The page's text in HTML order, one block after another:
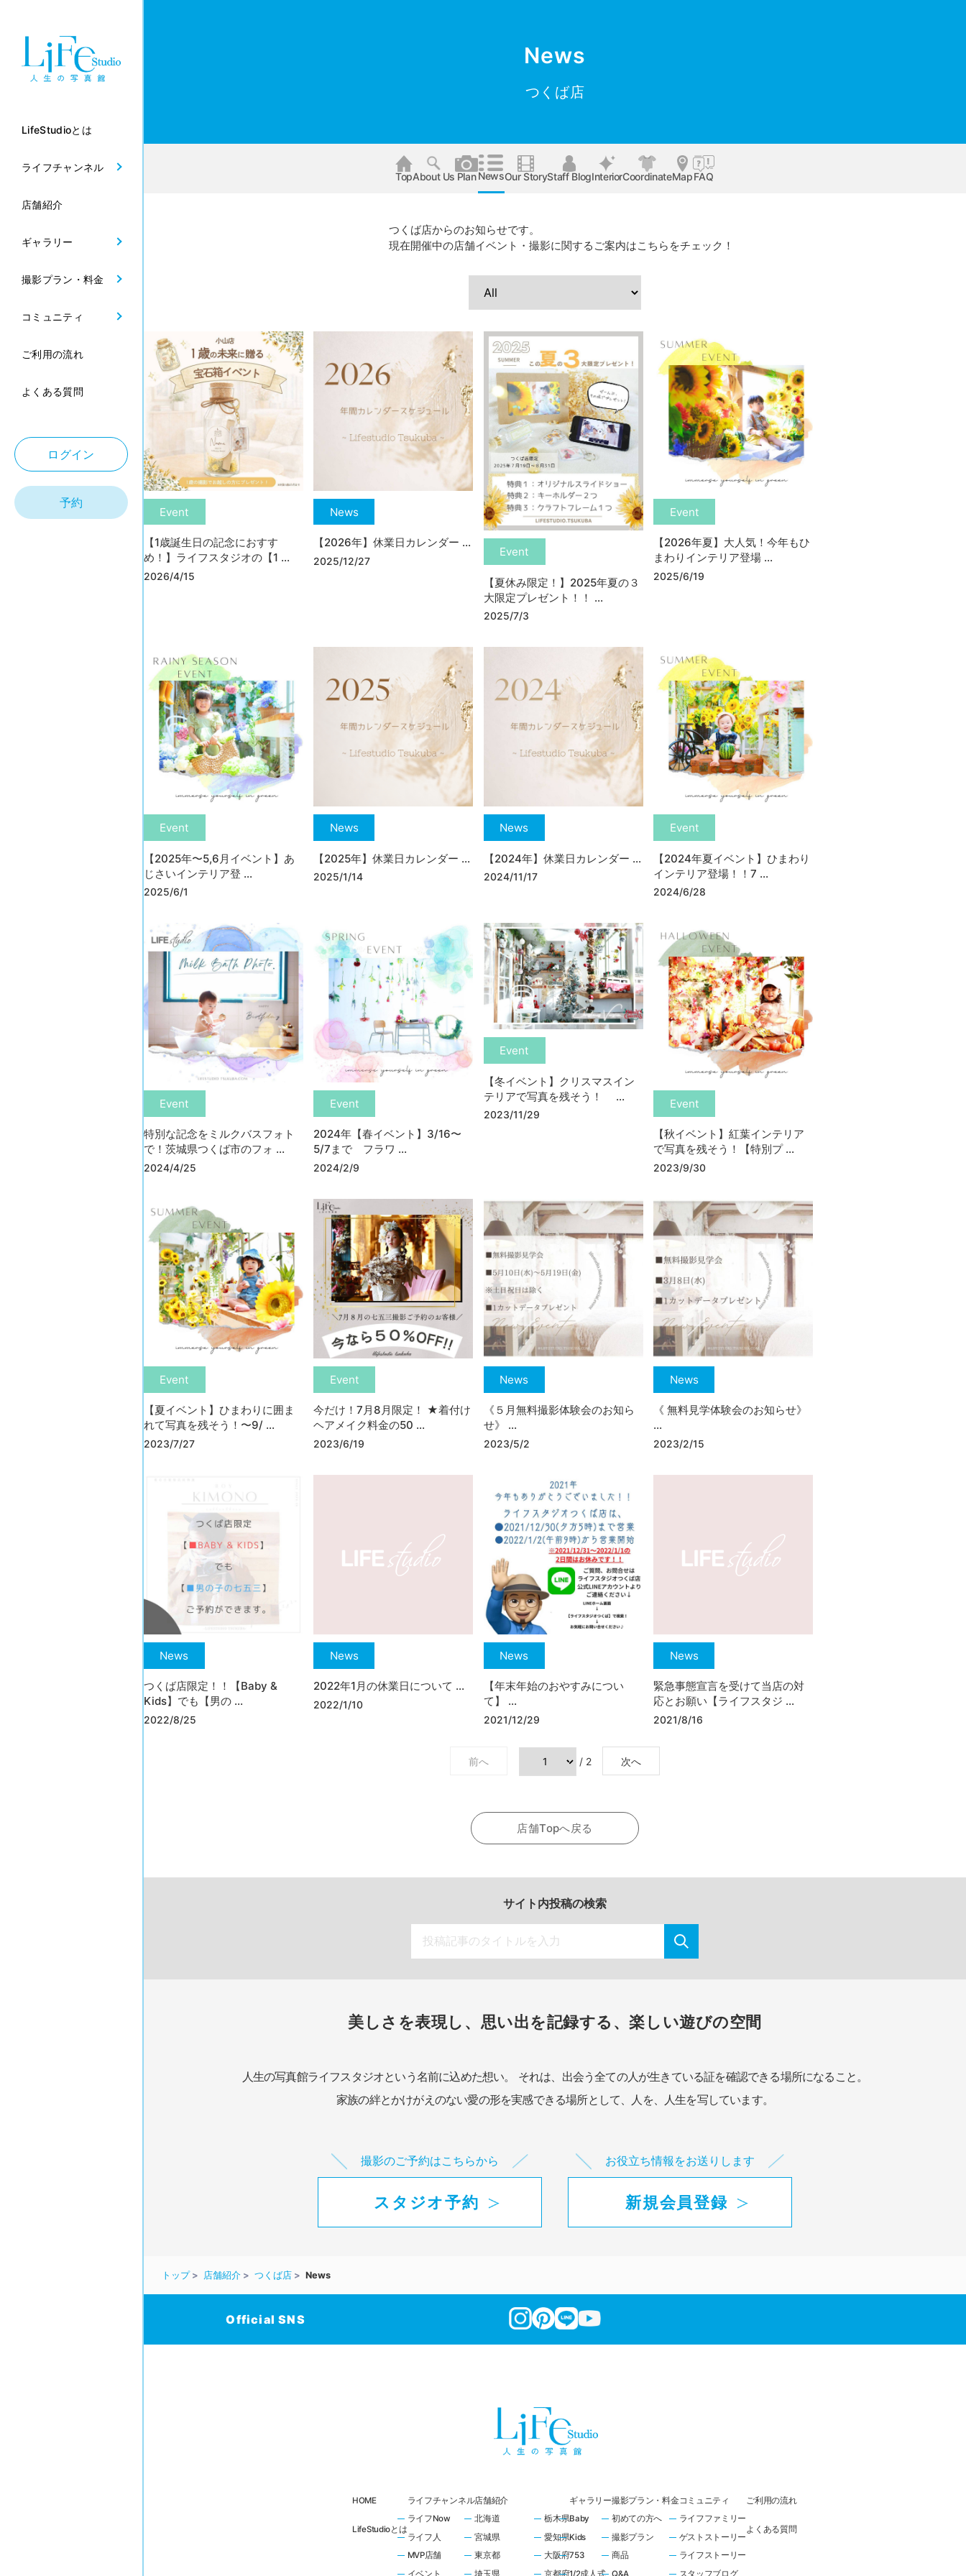
LifeStudioとは
ライフチャンネル
店舗紹介
ギャラリー
撮影プラン・料金
コミュニティ
ご利用の流れ
よくある質問
ログイン
予約
News
つくば店
TopAbout Us PlanNewsOur StoryStaff BlogInteriorCoordinateMapFAQ
つくば店からのお知らせです。
現在開催中の店舗イベント・撮影に関するご案内はこちらをチェック！
Event
【1歳誕生日の記念におすす
め！】ライフスタジオの【1 ...
2026/4/15
News
【2026年】休業日カレンダー ...
2025/12/27
Event
【夏休み限定！】2025年夏の３
大限定プレゼント！！ ...
2025/7/3
Event
【2026年夏】大人気！今年もひ
まわりインテリア登場 ...
2025/6/19
Event
【2025年〜5,6月イベント】あ
じさいインテリア登 ...
2025/6/1
News
【2025年】休業日カレンダー ...
2025/1/14
News
【2024年】休業日カレンダー ...
2024/11/17
Event
【2024年夏イベント】ひまわり
インテリア登場！！7 ...
2024/6/28
Event
特別な記念をミルクバスフォト
で！茨城県つくば市のフォ ...
2024/4/25
Event
2024年【春イベント】3/16〜
5/7まで フラワ ...
2024/2/9
Event
【冬イベント】クリスマスイン
テリアで写真を残そう！ ...
2023/11/29
Event
【秋イベント】紅葉インテリア
で写真を残そう！【特別プ ...
2023/9/30
Event
【夏イベント】ひまわりに囲ま
れて写真を残そう！〜9/ ...
2023/7/27
Event
今だけ！7月8月限定！ ★着付け
ヘアメイク料金の50 ...
2023/6/19
News
《５月無料撮影体験会のお知ら
せ》 ...
2023/5/2
News
《 無料見学体験会のお知らせ》
...
2023/2/15
News
つくば店限定！！【Baby &
Kids】でも【男の ...
2022/8/25
News
2022年1月の休業日について ...
2022/1/10
News
【年末年始のおやすみについ
て】 ...
2021/12/29
News
緊急事態宣言を受けて当店の対
応とお願い【ライフスタジ ...
2021/8/16
前へ / 2 次へ
店舗Topへ戻る
サイト内投稿の検索
美しさを表現し、思い出を記録する、楽しい遊びの空間
人生の写真館ライフスタジオという名前に込めた想い。
それは、出会う全ての人が生きている証を確認できる場所になること。
家族の絆とかけがえのない愛の形を実感できる場所として、
人を、人生を写しています。
撮影のご予約はこちらから
スタジオ予約
お役立ち情報をお送りします
新規会員登録
トップ 店舗紹介 つくば店 News
Official SNS
HOME
LifeStudioとは
ライフチャンネル
ライフNow
ライフ人
MVP店舗
イベント
店舗紹介
北海道
宮城県
東京都
埼玉県
栃木県
愛知県
大阪府
京都府
ギャラリー
Baby
Kids
753
1/2成人式
撮影プラン・料金
初めての方へ
撮影プラン
商品
Q&A
コミュニティ
ライフファミリー
ゲストストーリー
ライフストーリー
スタッフブログ
ご利用の流れ
よくある質問